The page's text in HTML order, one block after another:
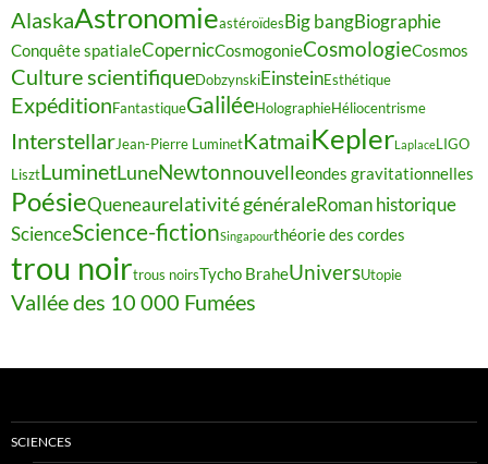
AlaskaAstronomieastéroïdes Big bangBiographie
Conquête spatialeCopernicCosmogonieCosmologieCosmos
Culture scientifiqueDobzynskiEinsteinEsthétique
ExpéditionFantastiqueGaliléeHolographieHéliocentrisme
InterstellarJean-Pierre LuminetKatmaiKeplerLaplaceLIGO
LisztLuminetLuneNewtonnouvelleondes gravitationnelles
PoésieQueneaurelativité généraleRoman historique
ScienceScience-fictionSingapourthéorie des cordes
trou noirtrous noirsTycho BraheUniversUtopie
Vallée des 10 000 Fumées
SCIENCES